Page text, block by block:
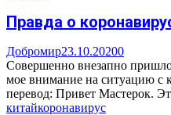
Правда о
Добромир23.10.20200
Совершенно внезапно
мое внимание на ситуацию с
перевод: Привет Мастерок.
китайкоронавирус